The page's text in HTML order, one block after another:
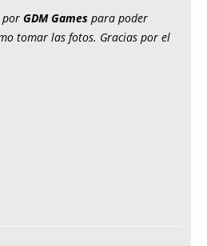
por GDM Games para poder
tomar las fotos. Gracias por el